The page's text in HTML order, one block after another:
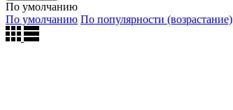
По умолчанию
По умолчанию По популярности (возрастание)